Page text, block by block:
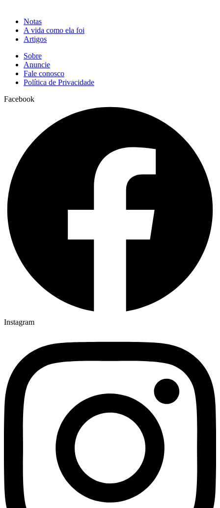
Notas
A vida como ela foi
Artigos
Sobre
Anuncie
Fale conosco
Política de Privacidade
Facebook
Instagram